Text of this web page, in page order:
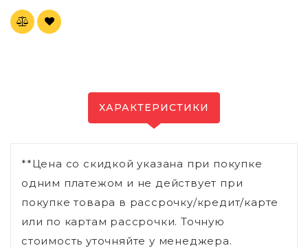
ХАРАКТЕРИСТИКИ
**Цена со скидкой указана при покупке
одним платежом и не действует при
покупке товара в рассрочку/кредит/карте
или по картам рассрочки. Точную
стоимость уточняйте у менеджера.